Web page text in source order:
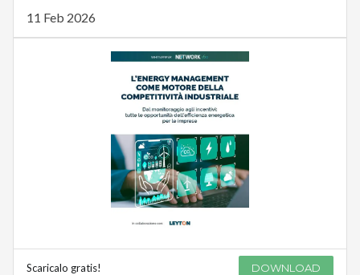
11 Feb 2026
Scaricalo gratis! DOWNLOAD